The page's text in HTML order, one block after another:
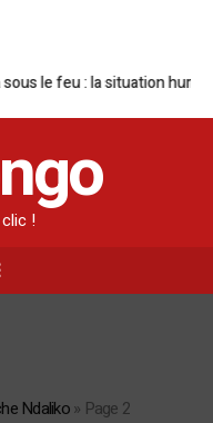
se dégrade
!
Ndaliko» Page 2